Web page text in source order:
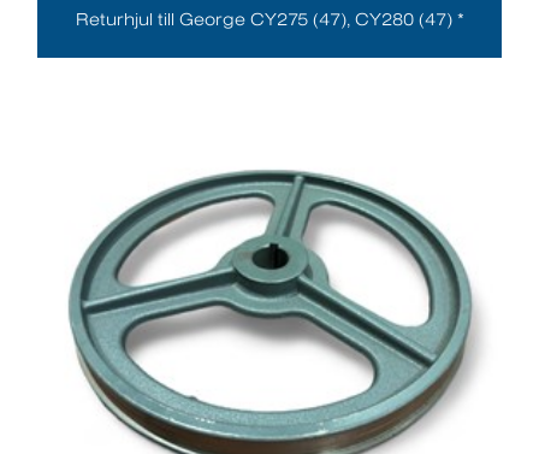
Returhjul till George CY275 (47), CY280 (47) *